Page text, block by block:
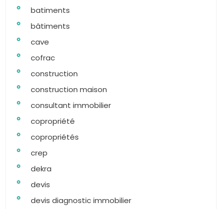
batiments
bâtiments
cave
cofrac
construction
construction maison
consultant immobilier
copropriété
copropriétés
crep
dekra
devis
devis diagnostic immobilier